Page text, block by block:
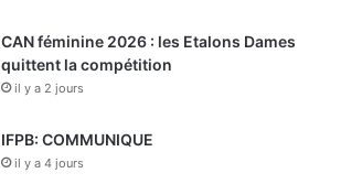
CAN féminine 2026 : les Etalons Dames
quittent la compétition
il y a 2 jours
IFPB: COMMUNIQUE
il y a 4 jours